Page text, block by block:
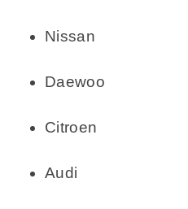
Nissan
Daewoo
Citroen
Audi